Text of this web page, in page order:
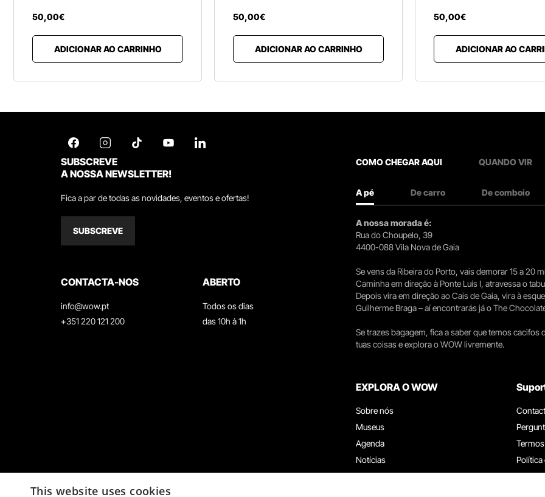
50,00€
ADICIONAR AO CARRINHO
50,00€
ADICIONAR AO CARRINHO
50,00€
ADICIONAR AO
SUBSCREVE
A NOSSA NEWSLETTER!
Fica a par de todas as novidades, eventos e ofertas!
SUBSCREVE
CONTACTA-NOS
info@wow.pt
+351 220 121 200
ABERTO
Todos os dias
das 10h à 1h
COMO CHEGAR AQUI QUANDO VIR
A pé De carro De comboio
A nossa morada é:
Rua do Choupelo, 39
4400-088 Vila Nova de Gaia
Se vens da Ribeira do Porto, vais demorar 15 a 20
Caminha em direção à Ponte Luís I, atravessa o
Depois vira em direção ao Cais de Gaia, vira à
Guilherme Braga – aí encontrarás já o The
Se trazes bagagem, fica a saber que temos
tuas coisas e explora o WOW livremente.
EXPLORA O WOW
Sobre nós
Museus
Agenda
Notícias
Restaurantes
Política
This website uses cookies